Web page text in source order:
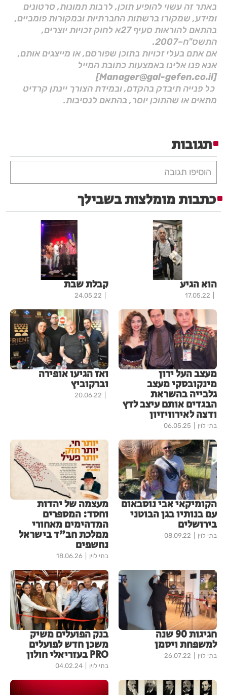
באתר זה עשוי להופיע תוכן, לרבות תמונות, סרטונים
ומידע, שמקורו ברשתות החברתיות ובמקורות פומביים,
בהתאם להוראות סעיף 27א לחוק זכויות יוצרים,
התשס"ח–2007.
אם אתם בעלי זכויות בתוכן שפורסם, או מייצגים אותם,
אנא פנו אלינו באמצעות כתובת המייל
[Manager@gal-gefen.co.il]
כל פנייה תיבדק בהקדם, ובמידת הצורך יינתן קרדיט
מתאים או שהתוכן יוסר, בהתאם לנסיבות.
תגובות
הוסיפו תגובה
כתבות מומלצות בשבילך
הוא הגיע
17.05.22
קבלת שבת
24.05.22
מעצב העל ירון
מינקובסקי מעצב
גלבייה בהשראת
הבגדים אותם עיצב לדץ
ודצה לאירוויזיון
בתי לוין 06.05.25
ואז הגיעו אופירה
וברקוביץ
20.06.22
הקומיקאי אבי נוסבאום
עם בנותיו בגן הבוטני
בירושלים
בתי לוין 08.09.22
מעצמה של יהדות
וחסד: המספרים
המדהימים מאחורי
ממלכת חב"ד בישראל
נחשפים
בתי לוין 18.06.26
חגיגות 90 שנה
למשפחת ויסמן
בתי לוין 26.07.22
בנק הפועלים משיק
משכן חדש לפועלים
PRO בעזריאלי חולון
בתי לוין 04.02.24